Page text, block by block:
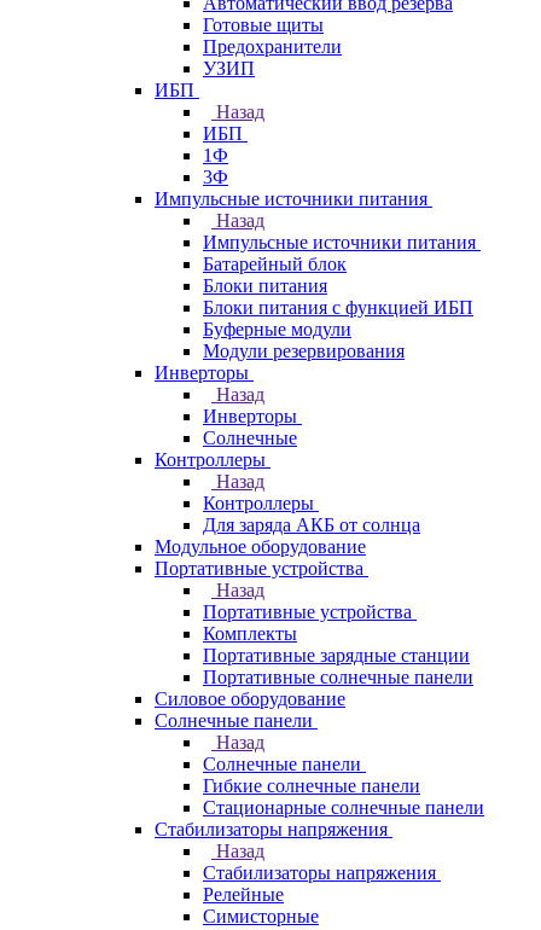
Готовые щиты
Предохранители
УЗИП
ИБП
Назад
ИБП
1Ф
3Ф
Импульсные источники питания
Назад
Импульсные источники питания
Батарейный блок
Блоки питания
Блоки питания с функцией ИБП
Буферные модули
Модули резервирования
Инверторы
Назад
Инверторы
Солнечные
Контроллеры
Назад
Контроллеры
Для заряда АКБ от солнца
Модульное оборудование
Портативные устройства
Назад
Портативные устройства
Комплекты
Портативные зарядные станции
Портативные солнечные панели
Силовое оборудование
Солнечные панели
Назад
Солнечные панели
Гибкие солнечные панели
Стационарные солнечные панели
Стабилизаторы напряжения
Назад
Стабилизаторы напряжения
Релейные
Симисторные